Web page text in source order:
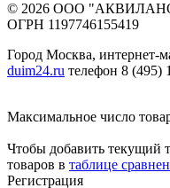
© 2026 ООО
ОГРН 1197746155419
Город Москва, интернет-
duim24.ru телефон 8 (495)
Максимальное число
Чтобы добавить текущий
товаров в таблице
Регистрация